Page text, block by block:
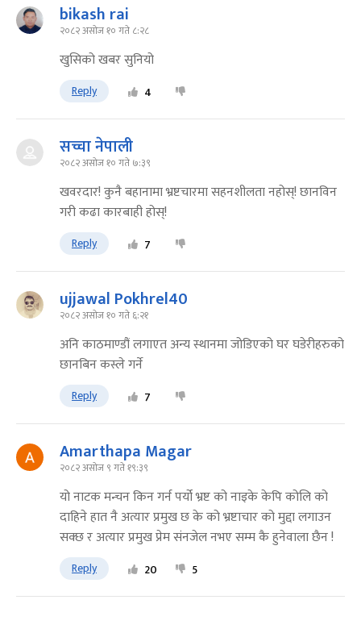
bikash rai
२०८२ असोज १० गते ८:२८
खुसिको खबर सुनियो
Reply 4
सच्चा नेपाली
२०८२ असोज १० गते ७:३९
खवरदार! कुनै बहानामा भ्रष्टचारमा सहनशीलता नहोस्! छानविन
गरी कढा कारबाही होस्!
Reply 7
ujjawal Pokhrel40
२०८२ असोज १० गते ६:२१
अनि काठमाण्डौं लगाएत अन्य स्थानमा जोडिएको घर घडेरीहरुको
छानबिन कस्ले गर्ने
Reply 7
Amarthapa Magar
२०८२ असोज ९ गते १९:३९
यो नाटक मन्चन किन गर्न पर्यो भ्रष्ट को नाइके केपि कोलि को
दाहिने हात नै अत्यार प्रमुख छ के को भ्रष्टाचार को मुद्दा लगाउन
सक्छ र अत्यार प्रमुख प्रेम संनजेल नभए सम्म कै हुनेवाला छैन !
Reply 20 5